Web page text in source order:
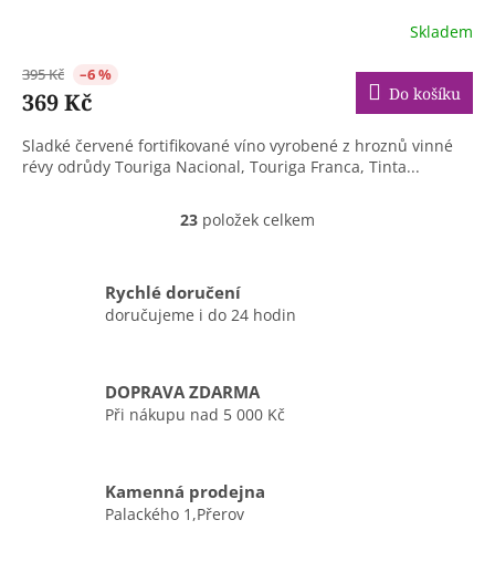
Skladem
395 Kč –6 %
369 Kč Do košíku
Sladké červené fortifikované víno vyrobené z hroznů vinné
révy odrůdy Touriga Nacional, Touriga Franca, Tinta...
O
d
p
r
v
23 položek celkem
Rychlé doručení
doručujeme i do 24 hodin
DOPRAVA ZDARMA
Při nákupu nad 5 000 Kč
Kamenná prodejna
Palackého 1,Přerov